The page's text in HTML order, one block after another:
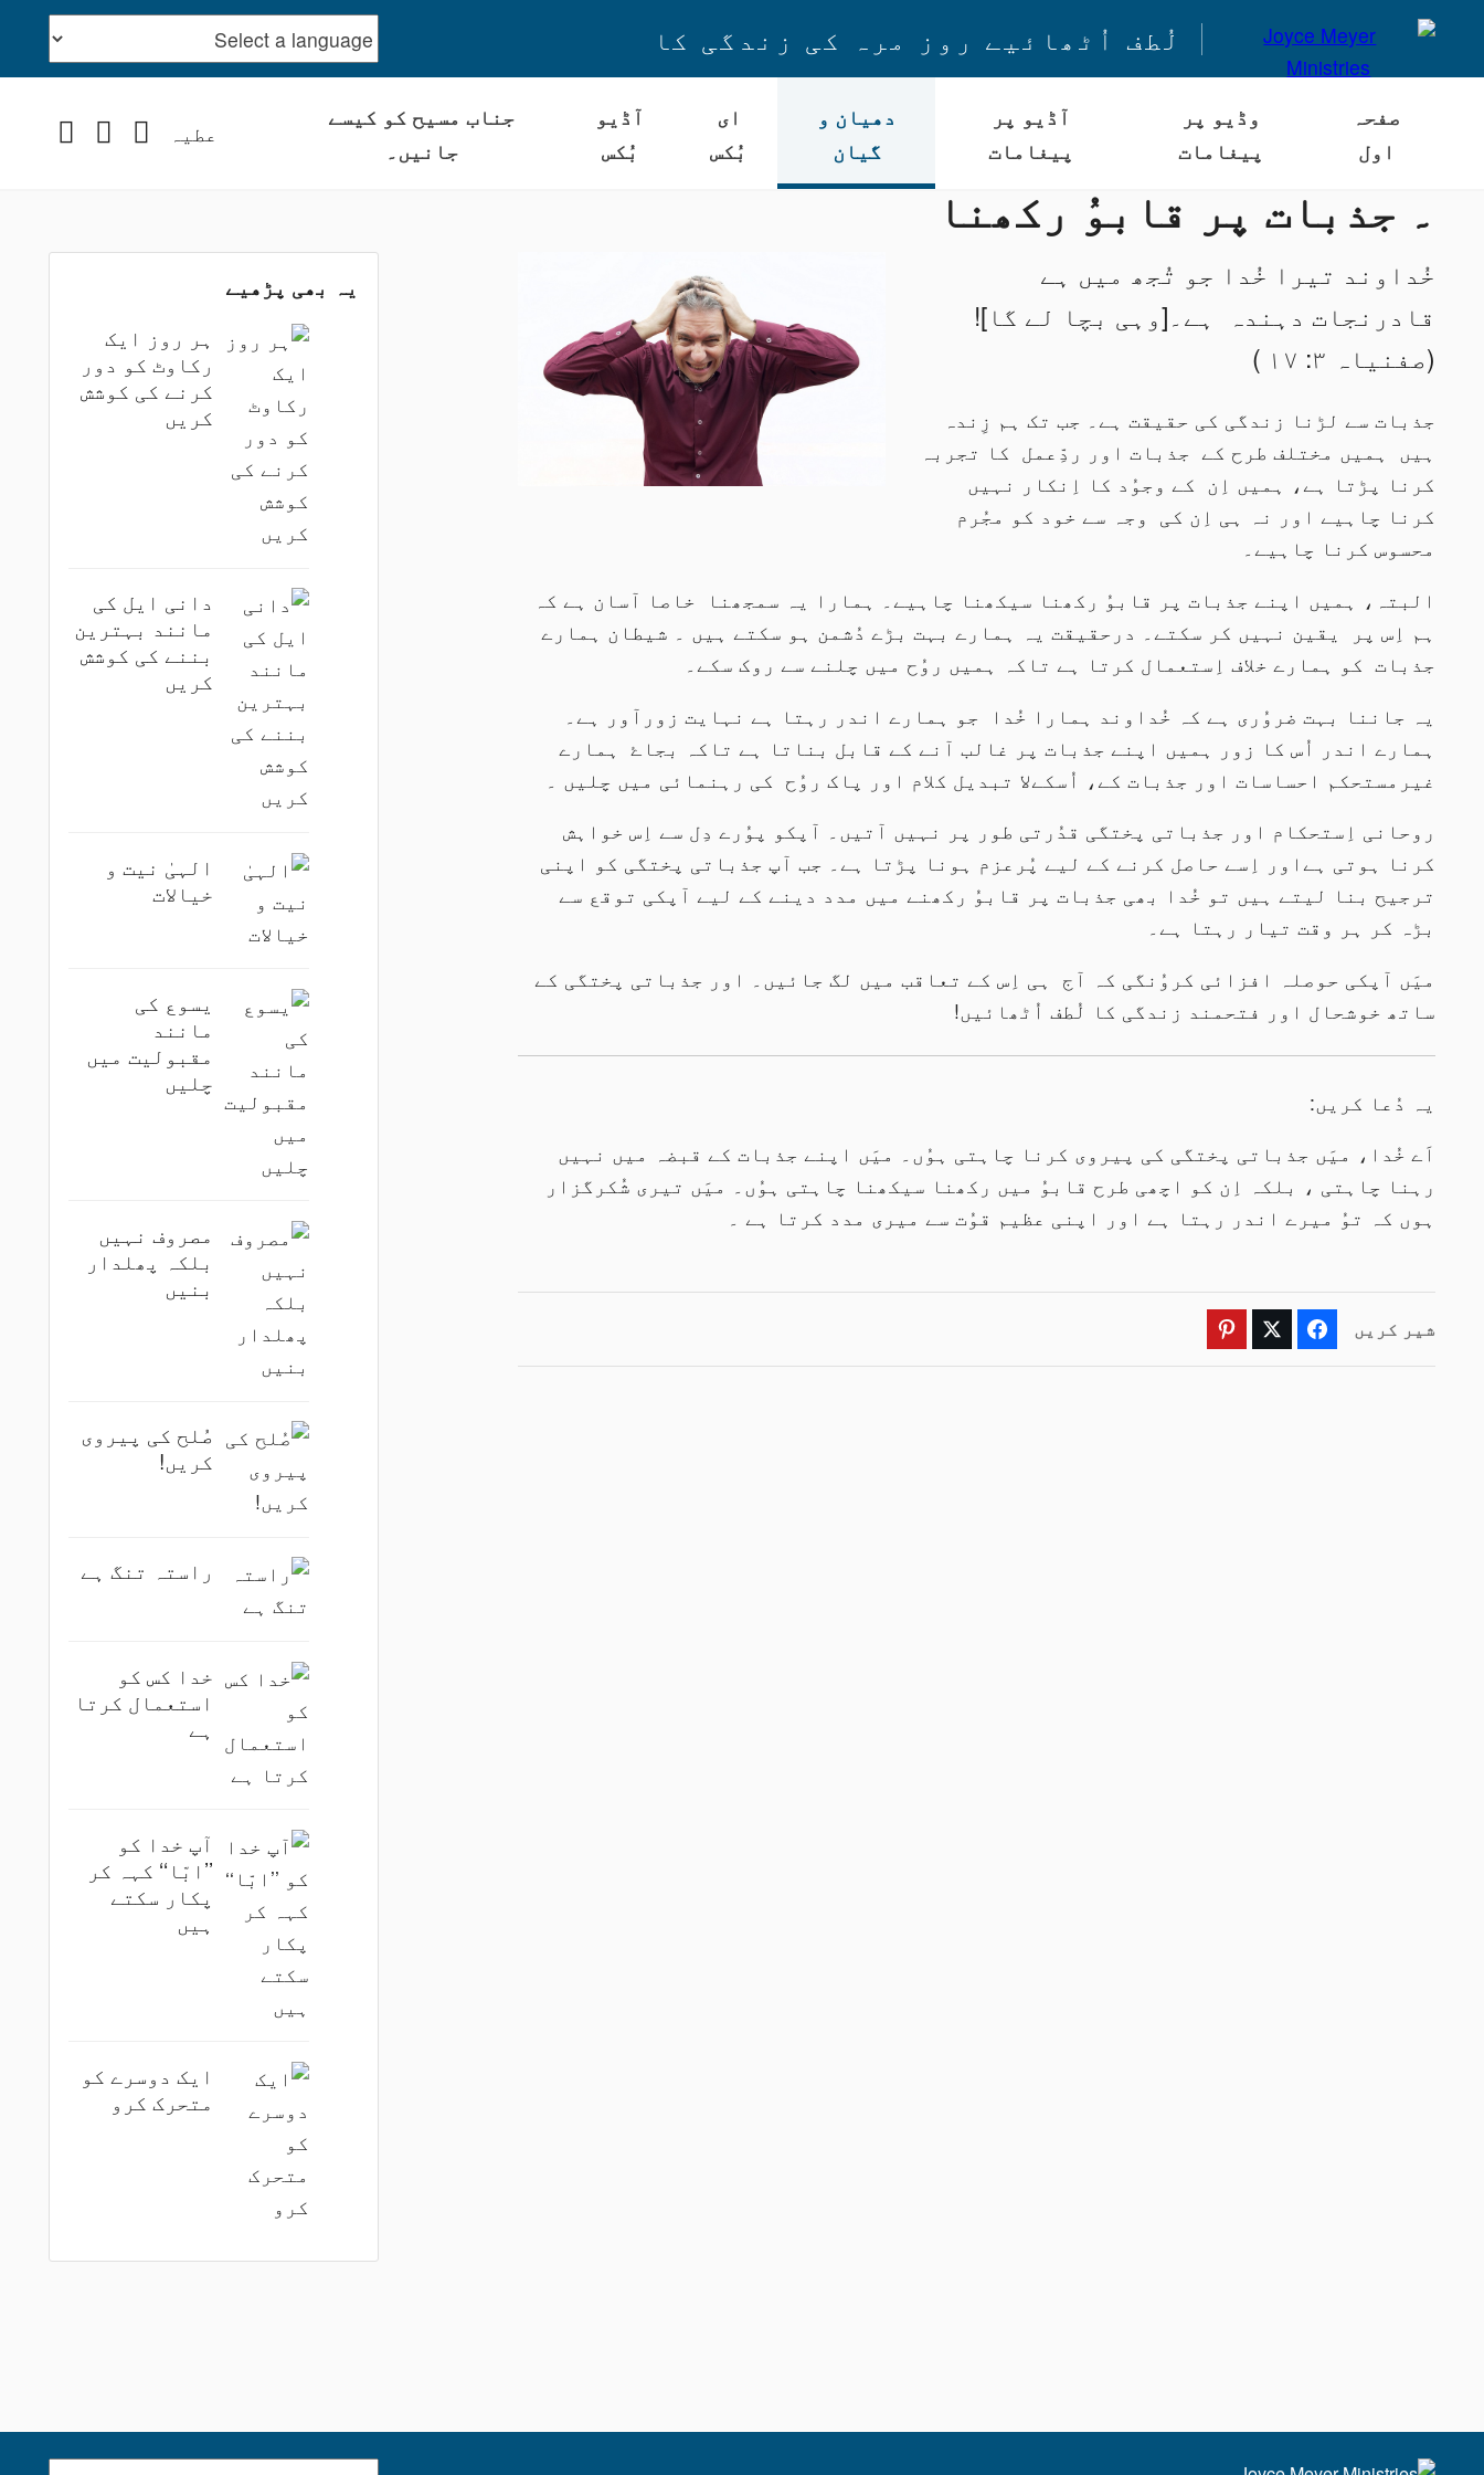
لُطف اُٹھائیے روز مرہ کی زندگی کا
صفحہ
اول
وڈیو پر
پیغامات
آڈیو پر
پیغامات
دھیان و
گیان
ای
بُکس
آڈیو
بُکس
جناب مسیح کو کیسے
جانیں۔
عطیہ Facebook
YouTube
۔ جذبات پر قابوُ رکھنا
خُداوند تیرا خُدا جو تُجھ میں ہے
قادرنجات دہندہ ہے۔[وہی بچا لے گا]!
(صفنیاہ ۳: ۱۷ )
جذبات سے لڑنا زندگی کی حقیقت ہے۔ جب تک ہم زِندہ
ہیں ہمیں مختلف طرح کے جذبات اور ردِّعمل کا تجربہ
کرنا پڑتا ہے، ہمیں اِن کے وجوُد کا اِنکار نہیں
کرنا چاہیے اور نہ ہی اِن کی وجہ سے خود کو مجُرم
محسوس کرنا چاہیے۔
البتہ، ہمیں اپنے جذبات پر قابوُ رکھنا سیکھنا چاہیے۔ ہمارا یہ سمجھنا خاصا آسان ہے کہ
ہم اِس پر یقین نہیں کر سکتے۔ درحقیقت یہ ہمارے بہت بڑے دُشمن ہو سکتے ہیں ۔ شیطان ہمارے
جذبات کو ہمارے خلاف اِستعمال کرتا ہے تاکہ ہمیں روُح میں چلنے سے روک سکے۔
یہ جاننا بہت ضروُری ہے کہ خُداوند ہمارا خُدا جو ہمارے اندر رہتا ہے نہایت زورآور ہے۔
ہمارے اندر اُس کا زور ہمیں اپنے جذبات پر غالب آنے کے قابل بناتا ہے تاکہ بجاۓ ہمارے
غیرمستحکم احساسات اور جذبات کے، اُسکےلا تبدیل کلام اور پاک روُح کی رہنمائی میں چلیں ۔
روحانی اِستحکام اور جذباتی پختگی قدُرتی طور پر نہیں آتیں۔ آپکو پوُرے دِل سے اِس خواہش
کرنا ہوتی ہےاور اِسے حاصل کرنے کے لیے پُرعزم ہونا پڑتا ہے۔ جب آپ جذباتی پختگی کو اپنی
ترجیح بنا لیتے ہیں تو خُدا بھی جذبات پر قابوُ رکھنے میں مدد دینے کے لیے آپکی توقع سے
بڑہ کر ہر وقت تیار رہتا ہے۔
میَں آپکی حوصلہ افزائی کروُنگی کہ آج ہی اِس کے تعاقب میں لگ جائیں۔ اور جذباتی پختگی کے
ساتھ خوشحال اور فتحمند زندگی کا لُطف اُٹھائیں!
یہ دُعا کریں:
اَے خُدا، میَں جذباتی پختگی کی پیروی کرنا چاہتی ہوُں۔ میَں اپنے جذبات کے قبضہ میں نہیں
رہنا چاہتی ، بلکہ اِن کو اچھی طرح قابوُ میں رکھنا سیکھنا چاہتی ہوُں۔ میَں تیری شُکرگزار
ہوں کہ توُ میرے اندر رہتا ہے اور اپنی عظیم قوُت سے میری مدد کرتا ہے ۔
شیر کریں Facebook
Twitter
یہ بھی پڑھیے
ہر روز ایک
رکاوٹ کو دور
کرنے کی کوشش
کریں
دانی ایل کی
مانند بہترین
بننے کی کوشش
کریں
الہیٰ نیت و
خیالات
یسوع کی
مانند
مقبولیت میں
چلیں
مصروف نہیں
بلکہ پھلدار
بنیں
صُلح کی پیروی
کریں!
راستہ تنگ ہے
خدا کس کو
استعمال کرتا
ہے
آپ خدا کو
’’ابّا‘‘ کہہ کر
پکار سکتے
ہیں
ایک دوسرے کو
متحرک کرو